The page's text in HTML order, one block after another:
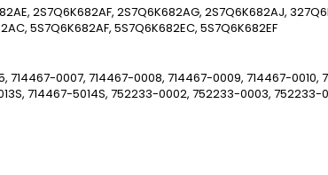
2S7Q6K682AF, 2S7Q6K682AG, 2S7Q6K682AJ,
5S7Q6K682AF, 5S7Q6K682EC, 5S7Q6K682EF
0007, 714467-0008, 714467-0009, 714467-0010,
714467-5014S, 752233-0002, 752233-0003,